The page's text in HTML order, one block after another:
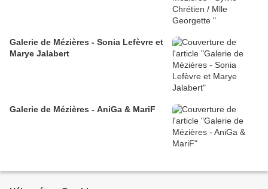
Galerie de Mézières - Sonia Lefèvre et
Marye Jalabert
Galerie de Mézières - AniGa & MariF